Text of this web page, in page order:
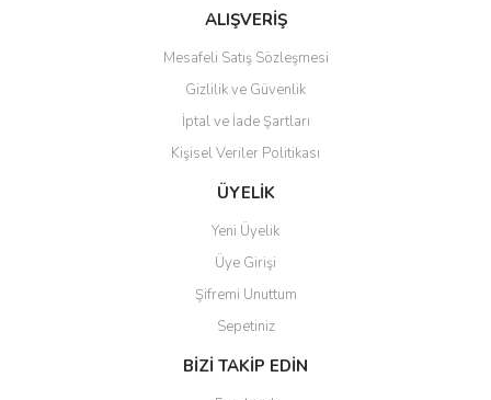
Bu ürüne benzer farklı alternatifler olmalı.
Gönder
ALIŞVERİŞ
Mesafeli Satış Sözleşmesi
Gizlilik ve Güvenlik
İptal ve İade Şartları
Kişisel Veriler Politikası
ÜYELİK
Yeni Üyelik
Üye Girişi
Şifremi Unuttum
Sepetiniz
BİZİ TAKİP EDİN